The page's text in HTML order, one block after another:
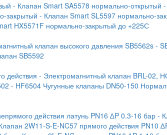
- Клапан Smart SA5578 нормально-открытый
закрытый - Клапан Smart SL5597 нормально-
HX5571F нормально-закрытый до +225С
клапан высокого давления SB5562s -
SB5592
действия - Электромагнитный клапан BRL-02,
- HF6504 Чугунные клапаны DN50-150
действия латунь PN16 ∆P 0.3-16 бар-
2W11-S-E-NC57 прямого действия PN10